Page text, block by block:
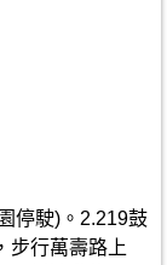
停駛)。2.219鼓
步行萬壽路上